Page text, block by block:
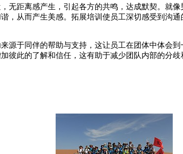
无距离感产生，引起各方的共鸣，达成默契。就
，从而产生美感。拓展培训使员工深切感受到沟
源于同伴的帮助与支持，这让员工在团体中体会
彼此的了解和信任，这有助于减少团队内部的分